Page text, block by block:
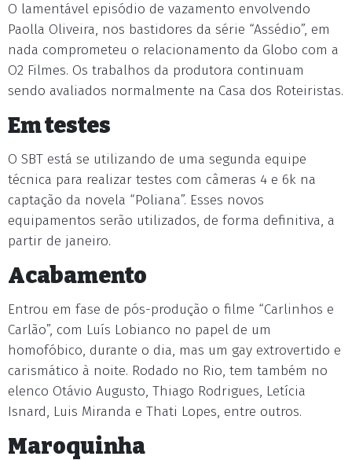
O lamentável episódio de vazamento envolvendo
Paolla Oliveira, nos bastidores da série “Assédio”, em
nada comprometeu o relacionamento da Globo com a
O2 Filmes. Os trabalhos da produtora continuam
sendo avaliados normalmente na Casa dos Roteiristas.
Em testes
O SBT está se utilizando de uma segunda equipe
técnica para realizar testes com câmeras 4 e 6k na
captação da novela “Poliana”. Esses novos
equipamentos serão utilizados, de forma definitiva, a
partir de janeiro.
Acabamento
Entrou em fase de pós-produção o filme “Carlinhos e
Carlão”, com Luís Lobianco no papel de um
homofóbico, durante o dia, mas um gay extrovertido e
carismático à noite. Rodado no Rio, tem também no
elenco Otávio Augusto, Thiago Rodrigues, Letícia
Isnard, Luis Miranda e Thati Lopes, entre outros.
Maroquinha